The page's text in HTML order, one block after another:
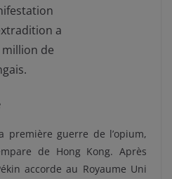
a
de
première guerre de l’opium,
de Hong Kong. Après
accorde au Royaume Uni